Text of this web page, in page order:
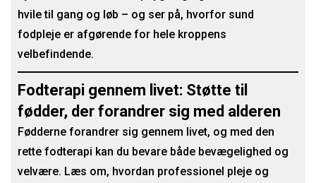
hvile til gang og løb – og ser på, hvorfor sund
fodpleje er afgørende for hele kroppens
velbefindende.
Fodterapi gennem livet: Støtte til
fødder, der forandrer sig med alderen
Fødderne forandrer sig gennem livet, og med den
rette fodterapi kan du bevare både bevægelighed og
velvære. Læs om, hvordan professionel pleje og